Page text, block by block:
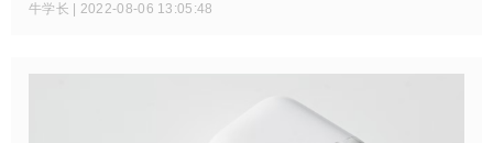
新最新系统如ios18/17/16，一直提示可用空间不足，这种情况
牛学长 | 2022-08-06 13:05:48